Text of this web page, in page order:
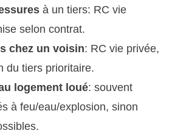
à un tiers: RC vie
selon contrat.
chez un voisin: RC vie privée,
du tiers prioritaire.
logement loué: souvent
à feu/eau/explosion, sinon